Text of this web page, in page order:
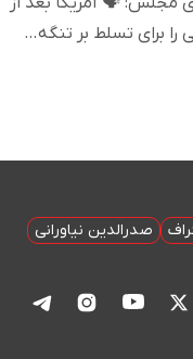
را برای تسلط بر تنگه…
صدرالدین نیاورانی